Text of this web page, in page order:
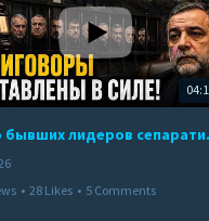
Дело
• 28 Likes • 5 Comments